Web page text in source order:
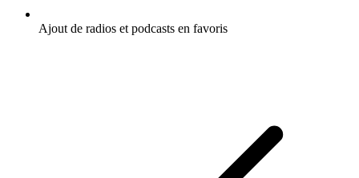
Ajout de radios et podcasts en favoris